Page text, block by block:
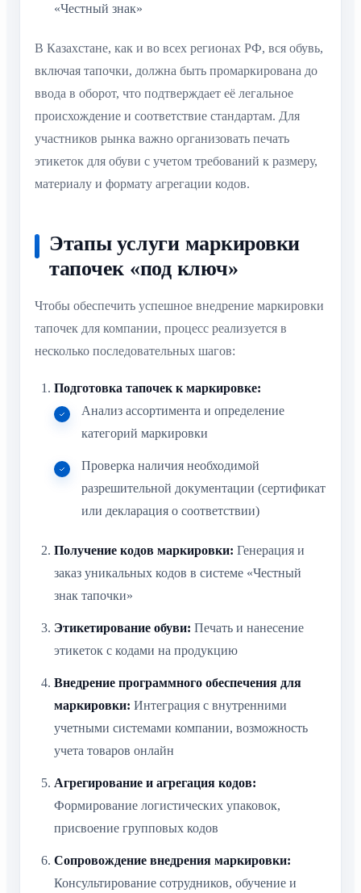
«Честный знак»
В Казахстане, как и во всех регионах РФ, вся обувь,
включая тапочки, должна быть промаркирована до
ввода в оборот, что подтверждает её легальное
происхождение и соответствие стандартам. Для
участников рынка важно организовать печать
этикеток для обуви с учетом требований к размеру,
материалу и формату агрегации кодов.
Этапы услуги маркировки
тапочек «под ключ»
Чтобы обеспечить успешное внедрение маркировки
тапочек для компании, процесс реализуется в
несколько последовательных шагов:
Подготовка тапочек к маркировке:
Анализ ассортимента и определение
категорий маркировки
Проверка наличия необходимой
разрешительной документации (сертификат
или декларация о соответствии)
Получение кодов маркировки: Генерация и
заказ уникальных кодов в системе «Честный
знак тапочки»
Этикетирование обуви: Печать и нанесение
этикеток с кодами на продукцию
Внедрение программного обеспечения для
маркировки: Интеграция с внутренними
учетными системами компании, возможность
учета товаров онлайн
Агрегирование и агрегация кодов:
Формирование логистических упаковок,
присвоение групповых кодов
Сопровождение внедрения маркировки:
Консультирование сотрудников, обучение и